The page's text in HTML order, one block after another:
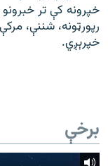
د ازادې اروپا
خپرونه کې تر
رپورټونه، شننې،
خپرېږي.
برخې